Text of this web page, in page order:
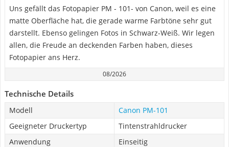
Uns gefällt das Fotopapier PM - 101- von Canon, weil es eine
matte Oberfläche hat, die gerade warme Farbtöne sehr gut
darstellt. Ebenso gelingen Fotos in Schwarz-Weiß. Wir legen
allen, die Freude an deckenden Farben haben, dieses
Fotopapier ans Herz.
08/2026
Technische Details
Modell
Canon PM-101
Geeigneter Druckertyp
Tintenstrahldrucker
Anwendung
Einseitig